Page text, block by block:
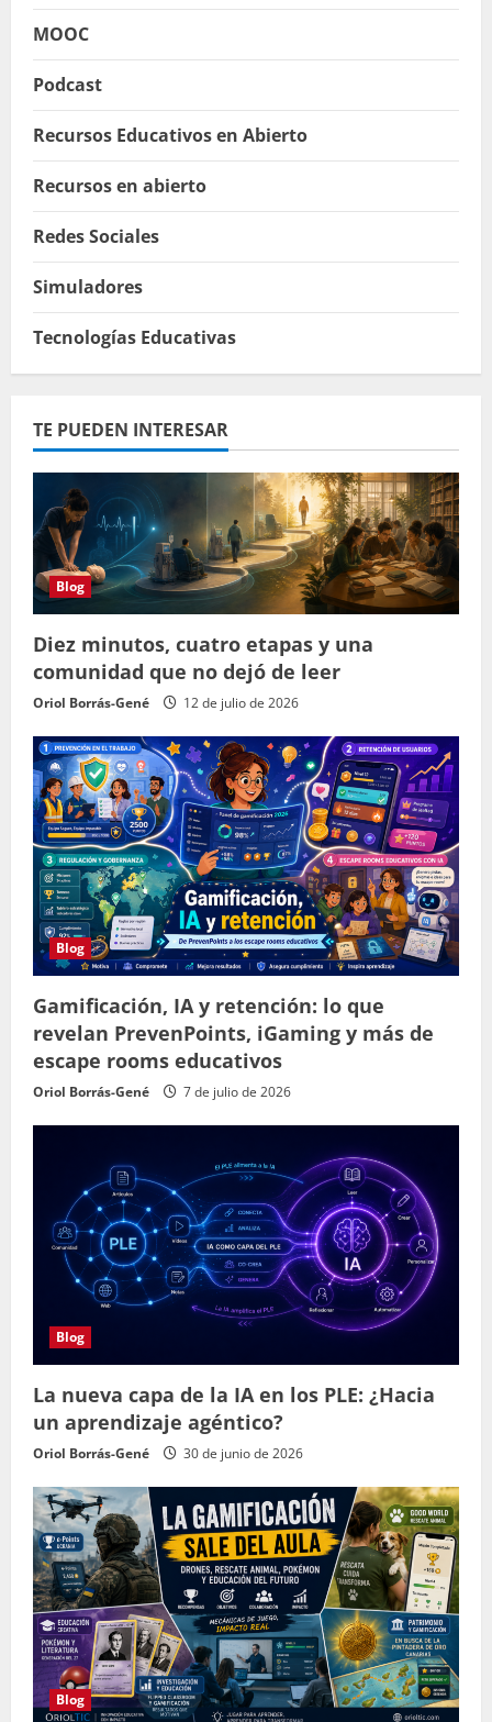
MOOC
Podcast
Recursos Educativos en Abierto
Recursos en abierto
Redes Sociales
Simuladores
Tecnologías Educativas
TE PUEDEN INTERESAR
Blog
Diez minutos, cuatro etapas y una
comunidad que no dejó de leer
Oriol Borrás-Gené 12 de julio de 2026
Blog
Gamificación, IA y retención: lo que
revelan PrevenPoints, iGaming y más de
escape rooms educativos
Oriol Borrás-Gené 7 de julio de 2026
Blog
La nueva capa de la IA en los PLE: ¿Hacia
un aprendizaje agéntico?
Oriol Borrás-Gené 30 de junio de 2026
Blog